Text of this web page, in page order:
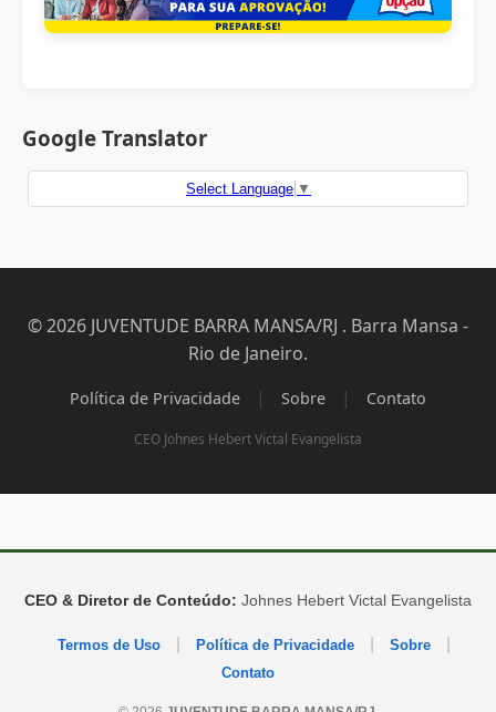
Google Translator
Select Language ▼
© 2026 JUVENTUDE BARRA MANSA/RJ . Barra Mansa -
Rio de Janeiro.
Política de Privacidade | Sobre | Contato
CEO Johnes Hebert Victal Evangelista
CEO & Diretor de Conteúdo: Johnes Hebert Victal Evangelista
Termos de Uso Política de Privacidade Sobre
Contato